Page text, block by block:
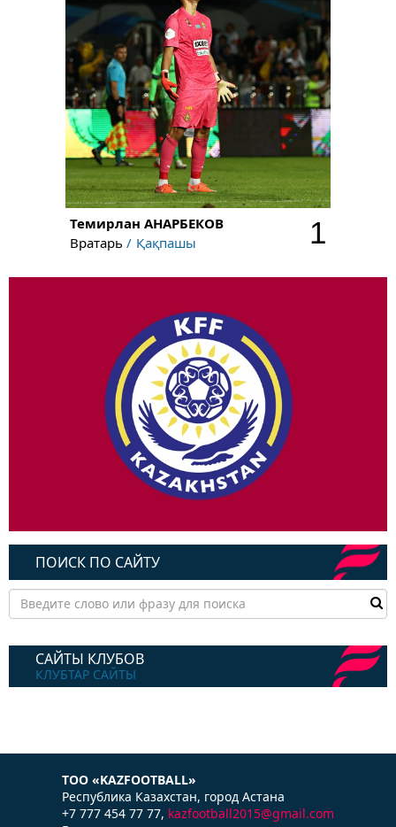
Темирлан АНАРБЕКОВ
Вратарь
Қақпашы 1
ПОИСК ПО САЙТУ
САЙТЫ КЛУБОВ
КЛУБТАР САЙТЫ
ТОО «KAZFOOTBALL»
Республика Казаxстан, город Астана
+7 777 454 77 77, kazfootball2015@gmail.com